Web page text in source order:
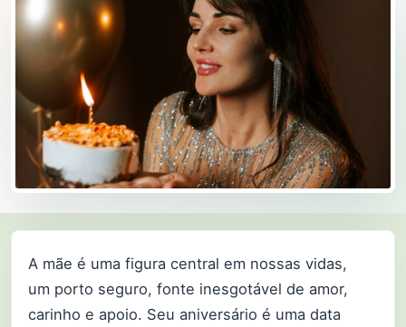
A mãe é uma figura central em nossas vidas,
um porto seguro, fonte inesgotável de amor,
carinho e apoio. Seu aniversário é uma data